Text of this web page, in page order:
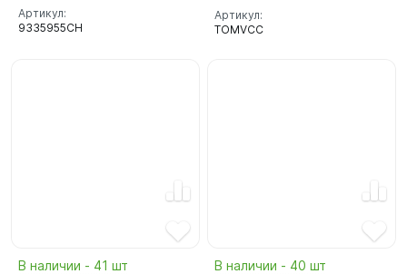
Артикул:
9335955CH
Артикул:
TOMVCC
В наличии - 41 шт В наличии - 40 шт